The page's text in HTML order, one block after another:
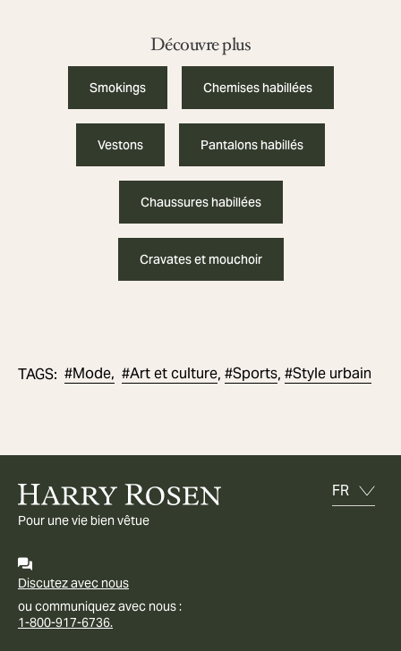
Découvre plus
Smokings Chemises habillées
Vestons Pantalons habillés
Chaussures habillées
Cravates et mouchoir
TAGS: #Mode, #Art et culture, #Sports, #Style urbain
Pour une vie bien vêtue
Discutez avec nous
ou communiquez avec nous :
1-800-917-6736.